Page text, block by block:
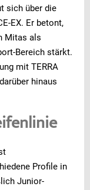
sich über die
EX. Er betont,
Mitas als
Bereich stärkt.
mit TERRA
hinaus
Profile in
Junior-